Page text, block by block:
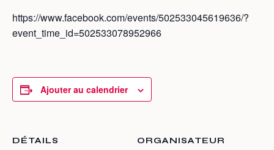
https://www.facebook.com/events/502533045619636/?
event_time_id=502533078952966
Ajouter au calendrier
DÉTAILS ORGANISATEUR